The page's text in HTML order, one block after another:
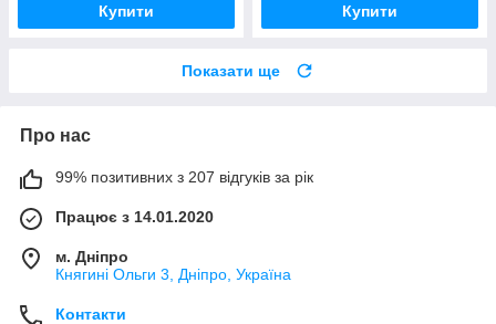
Купити Купити
Показати ще
Про нас
99% позитивних з 207 відгуків за рік
Працює з 14.01.2020
м. Дніпро
Княгині Ольги 3, Дніпро, Україна
Контакти